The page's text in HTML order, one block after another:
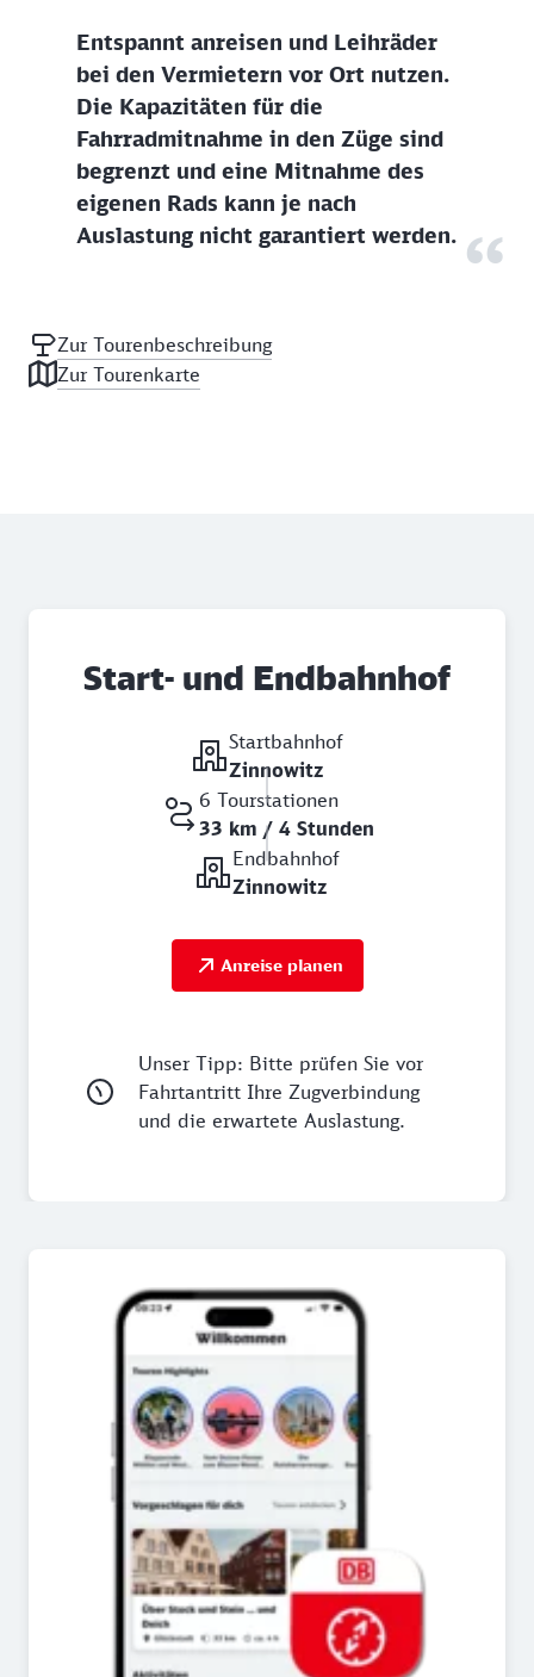
Entspannt anreisen und Leihräder
bei den Vermietern vor Ort nutzen.
Die Kapazitäten für die
Fahrradmitnahme in den Züge sind
begrenzt und eine Mitnahme des
eigenen Rads kann je nach
Auslastung nicht garantiert werden.
Zur Tourenbeschreibung
Zur Tourenkarte
Start- und Endbahnhof
Startbahnhof
Zinnowitz
6 Tourstationen
33 km / 4 Stunden
Endbahnhof
Zinnowitz
Anreise planen
Unser Tipp: Bitte prüfen Sie vor
Fahrtantritt Ihre Zugverbindung
und die erwartete Auslastung.